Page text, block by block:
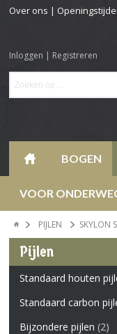
Over ons |
Inloggen | Registreren
BOGEN
VOOR
PIJLEN SKYLON
Pijlen
Standaard houten
Standaard carbon
Bijzondere pijlen (2)